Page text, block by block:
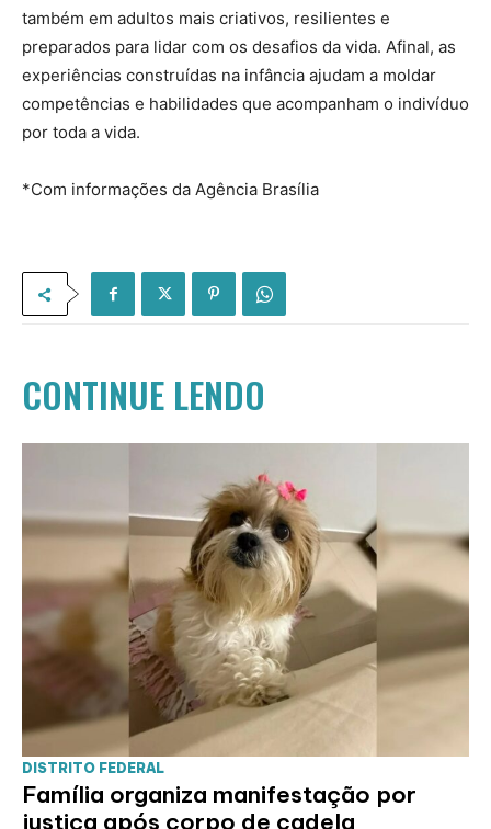
também em adultos mais criativos, resilientes e
preparados para lidar com os desafios da vida. Afinal, as
experiências construídas na infância ajudam a moldar
competências e habilidades que acompanham o indivíduo
por toda a vida.
*Com informações da Agência Brasília
CONTINUE LENDO
DISTRITO FEDERAL
Família organiza manifestação por
justiça após corpo de cadela